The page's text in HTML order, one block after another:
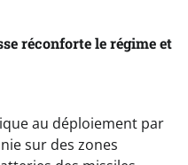
réconforte le régime et
au déploiement par
sur des zones